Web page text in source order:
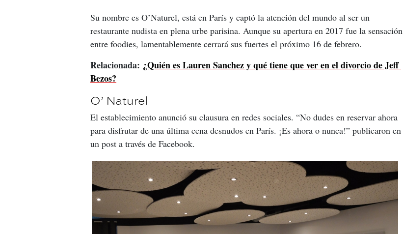
Su nombre es O’Naturel, está en París y captó la atención del mundo al ser un
restaurante nudista en plena urbe parisina. Aunque su apertura en 2017 fue la sensación
entre foodies, lamentablemente cerrará sus fuertes el próximo 16 de febrero.
Relacionada: ¿Quién es Lauren Sanchez y qué tiene que ver en el divorcio de Jeff
Bezos?
O’ Naturel
El establecimiento anunció su clausura en redes sociales. “No dudes en reservar ahora
para disfrutar de una última cena desnudos en París. ¡Es ahora o nunca!” publicaron en
un post a través de Facebook.